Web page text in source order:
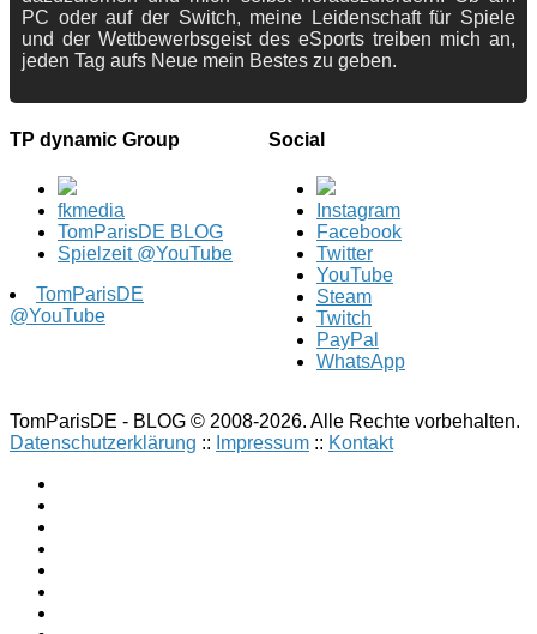
PC oder auf der Switch, meine Leidenschaft für Spiele
und der Wettbewerbsgeist des eSports treiben mich an,
jeden Tag aufs Neue mein Bestes zu geben.
TP dynamic Group
fkmedia
TomParisDE BLOG
Spielzeit @YouTube
TomParisDE
@YouTube
Social
Instagram
Facebook
Twitter
YouTube
Steam
Twitch
PayPal
WhatsApp
TomParisDE - BLOG © 2008-2026. Alle Rechte vorbehalten.
Datenschutzerklärung :: Impressum :: Kontakt